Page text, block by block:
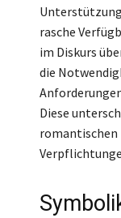
rasche
im Diskurs
die
Diese
romantischen